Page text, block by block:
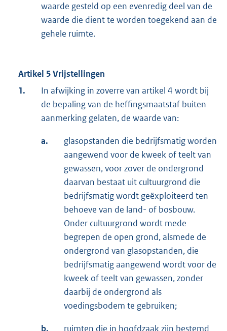
waarde gesteld op een evenredig deel van de
waarde die dient te worden toegekend aan de
gehele ruimte.
Artikel 5 Vrijstellingen
1.
In afwijking in zoverre van artikel 4 wordt bij
de bepaling van de heffingsmaatstaf buiten
aanmerking gelaten, de waarde van:
a.
glasopstanden die bedrijfsmatig worden
aangewend voor de kweek of teelt van
gewassen, voor zover de ondergrond
daarvan bestaat uit cultuurgrond die
bedrijfsmatig wordt geëxploiteerd ten
behoeve van de land- of bosbouw.
Onder cultuurgrond wordt mede
begrepen de open grond, alsmede de
ondergrond van glasopstanden, die
bedrijfsmatig aangewend wordt voor de
kweek of teelt van gewassen, zonder
daarbij de ondergrond als
voedingsbodem te gebruiken;
b. ruimten die in hoofdzaak zijn bestemd